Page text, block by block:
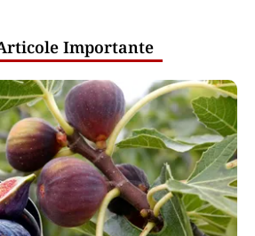
Importante